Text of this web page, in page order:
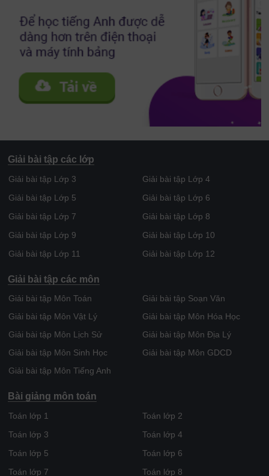
Giải bài tập các lớp
Giải bài tập Lớp 3
Giải bài tập Lớp 4
Giải bài tập Lớp 5
Giải bài tập Lớp 6
Giải bài tập Lớp 7
Giải bài tập Lớp 8
Giải bài tập Lớp 9
Giải bài tập Lớp 10
Giải bài tập Lớp 11
Giải bài tập Lớp 12
Giải bài tập các môn
Giải bài tập Môn Toán
Giải bài tập Soạn Văn
Giải bài tập Môn Vật Lý
Giải bài tập Môn Hóa Học
Giải bài tập Môn Lịch Sử
Giải bài tập Môn Địa Lý
Giải bài tập Môn Sinh Học
Giải bài tập Môn GDCD
Giải bài tập Môn Tiếng Anh
Bài giảng môn toán
Toán lớp 1
Toán lớp 2
Toán lớp 3
Toán lớp 4
Toán lớp 5
Toán lớp 6
Toán lớp 7
Toán lớp 8